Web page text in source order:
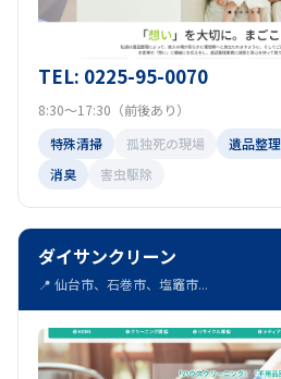
TEL: 0225-95-0070
8:30～17:30（前後あり）
特殊清掃
孤独死の現場 遺品整理
消臭
害虫駆除
ダイサンクリーン
📍 仙台市、石巻市、塩竈市...